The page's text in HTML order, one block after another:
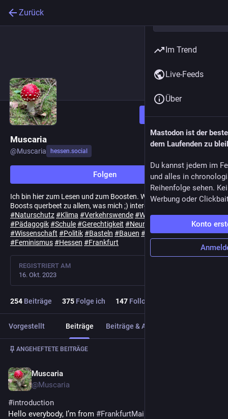
Zurück
Folgen
Muscaria
@Muscaria hessen.social
Folgen
Ich bin hier zum Lesen und zum Boosten. Wer mir folgt, kriegt viele
Boosts querbeet zu allem, was mich ;) interessiert:
Natur
#Naturschutz#Klima #Verkehrswende#Wärmewende
#Pädagogik#Schule#Gerechtigkeit #Neurodiversität
#Wissenschaft #Politik#Basteln #Bauen # Fotos#Geschichte
#Feminismus#Hessen #Frankfurt
REGISTRIERT AM
16. Okt. 2023
254 Beiträge 375 Folge ich 147 Follower
Vorgestellt Beiträge Beiträge & Antworten
ANGEHEFTETE BEITRÄGE
Muscaria
@Muscaria
#introduction
Hello everybody, I’m from #FrankfurtMain
Im Trend
Live-Feeds
Über
Mastodon ist der
dem Laufenden zu
Du kannst jedem im
und alles in
Reihenfolge sehen.
Werbung oder
Konto